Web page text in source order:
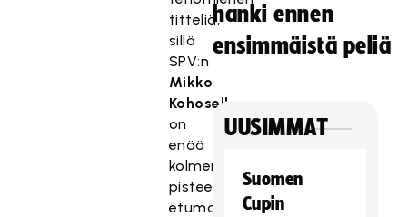
titteliä,
sillä
SPV:n
Mikko
Kohosella
on
enää
kolmen
pisteen
etumatka
hanki ennen
ensimmäistä peliä
UUSIMMAT
Suomen
Cupin